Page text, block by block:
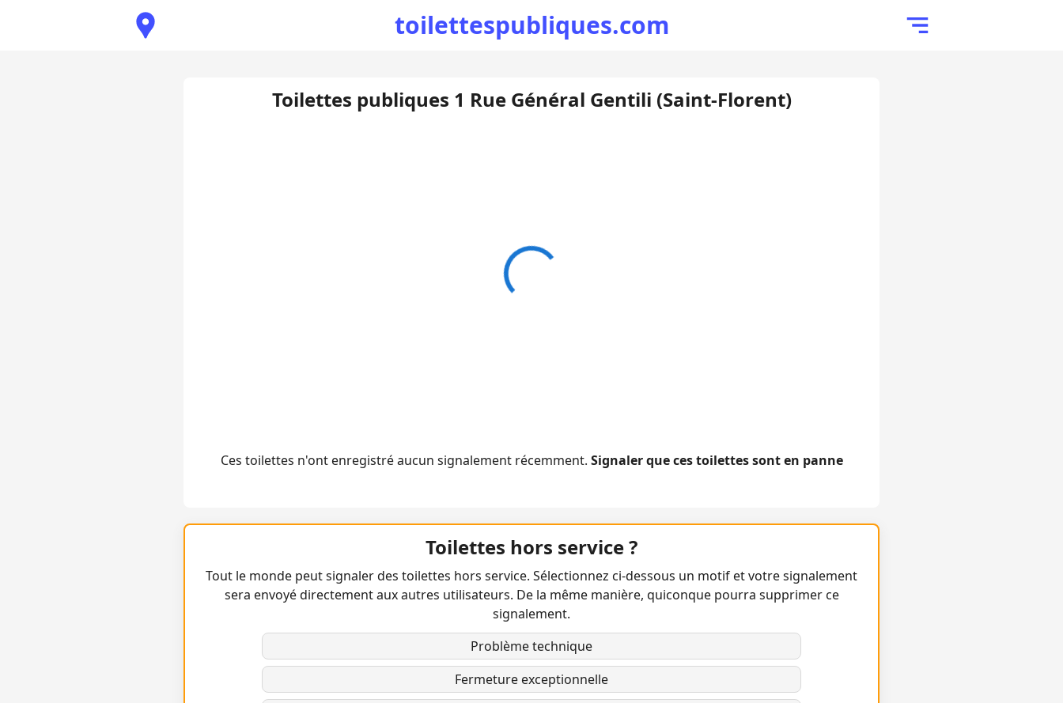
toilettespubliques.com
Toilettes publiques 1 Rue Général Gentili (Saint-Florent)
Ces toilettes n'ont enregistré aucun signalement récemment. Signaler que ces toilettes sont en panne
Toilettes hors service ?
Tout le monde peut signaler des toilettes hors service. Sélectionnez ci-dessous un motif et votre signalement
sera envoyé directement aux autres utilisateurs. De la même manière, quiconque pourra supprimer ce
signalement.
Problème technique
Fermeture exceptionnelle